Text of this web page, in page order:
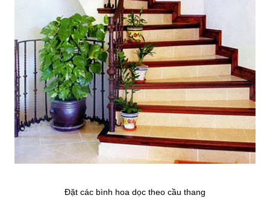
Đặt các bình hoa dọc theo cầu thang